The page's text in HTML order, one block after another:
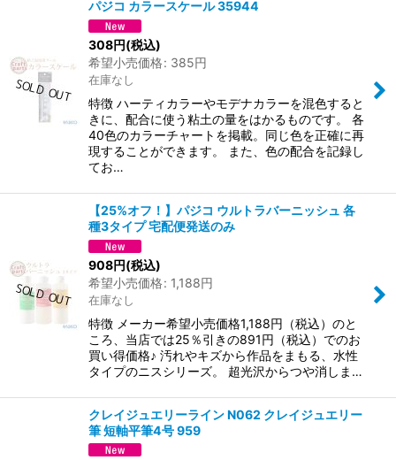
パジコ カラースケール 35944
308円(税込)
希望小売価格: 385円
在庫なし
特徴 ハーティカラーやモデナカラーを混色すると
きに、配合に使う粘土の量をはかるものです。 各
40色のカラーチャートを掲載。同じ色を正確に再
現することができます。 また、色の配合を記録し
てお…
【25%オフ！】パジコ ウルトラバーニッシュ 各
種3タイプ 宅配便発送のみ
908円(税込)
希望小売価格: 1,188円
在庫なし
特徴 メーカー希望小売価格1,188円（税込）のと
ころ、当店では25％引きの891円（税込）でのお
買い得価格♪ 汚れやキズから作品をまもる、水性
タイプのニスシリーズ。 超光沢からつや消しま…
クレイジュエリーライン N062 クレイジュエリー
筆 短軸平筆4号 959